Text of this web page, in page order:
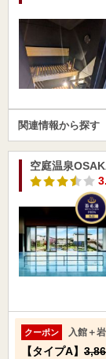
関連情報から探す
空庭温泉
クーポン 入館＋
【タイプA】